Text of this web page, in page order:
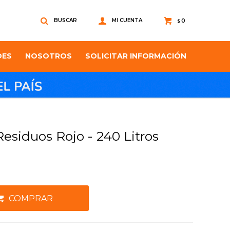
NOSOTROS SOLICITAR INFORMACIÓN
$0
Rojo - 240 Litros
COMPRAR